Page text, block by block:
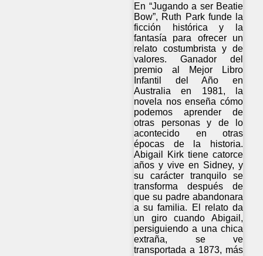
En “Jugando a ser Beatie
Bow”, Ruth Park funde la
ficción histórica y la
fantasía para ofrecer un
relato costumbrista y de
valores. Ganador del
premio al Mejor Libro
Infantil del Año en
Australia en 1981, la
novela nos enseña cómo
podemos aprender de
otras personas y de lo
acontecido en otras
épocas de la historia.
Abigail Kirk tiene catorce
años y vive en Sidney, y
su carácter tranquilo se
transforma después de
que su padre abandonara
a su familia. El relato da
un giro cuando Abigail,
persiguiendo a una chica
extraña, se ve
transportada a 1873, más